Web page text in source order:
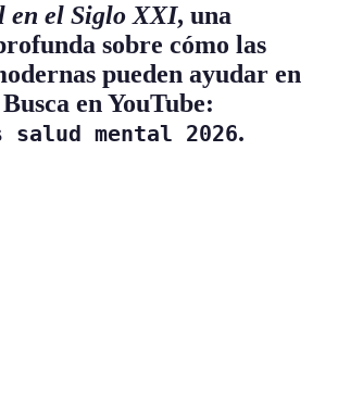
en el Siglo XXI, una
sobre cómo las
pueden ayudar en
en YouTube:
mental 2026.